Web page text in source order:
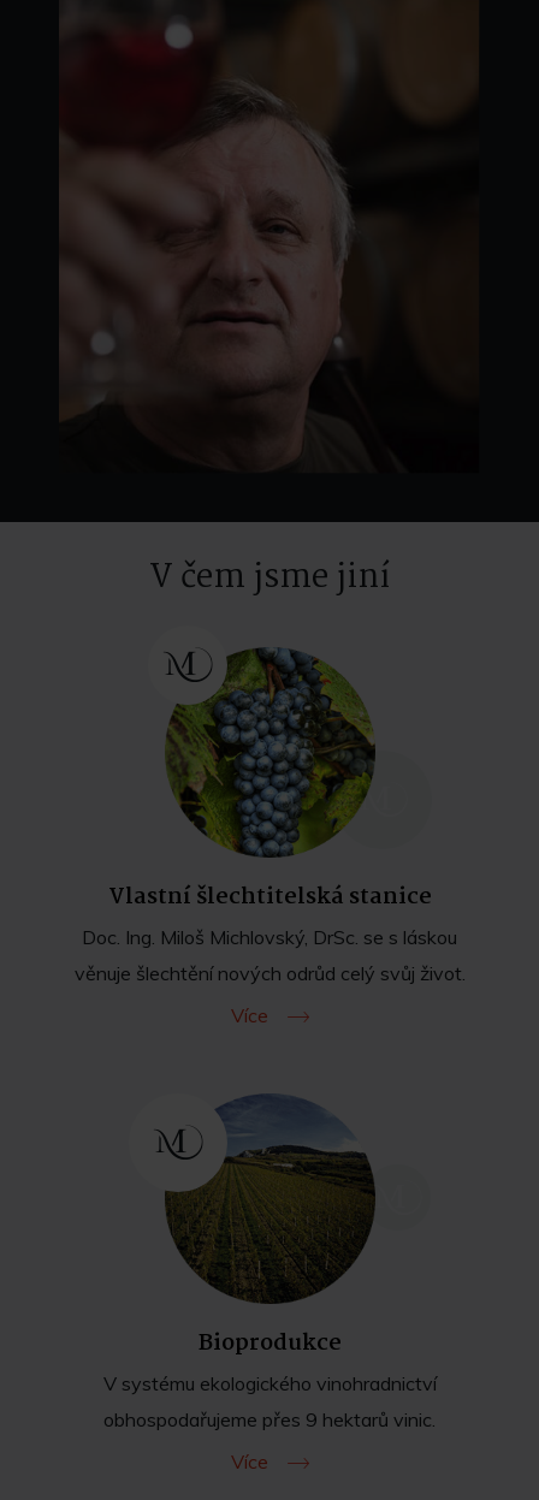
V čem jsme jiní
Vlastní šlechtitelská stanice
Doc. Ing. Miloš Michlovský, DrSc. se s láskou
věnuje šlechtění nových odrůd celý svůj život.
Více
Bioprodukce
V systému ekologického vinohradnictví
obhospodařujeme přes 9 hektarů vinic.
Více